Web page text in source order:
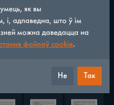
155
як вы
і, адпаведна, што ў ім
можна даведацца на
файлаў cookie.
Не Так